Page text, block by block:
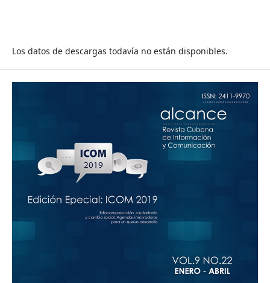
Los datos de descargas todavía no están disponibles.